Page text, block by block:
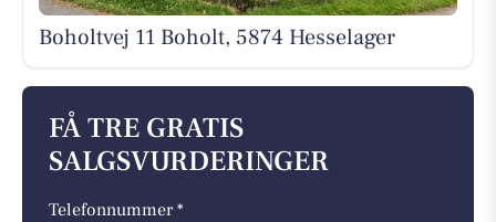
Boholtvej 11 Boholt, 5874 Hesselager
FÅ TRE GRATIS
SALGSVURDERINGER
Telefonnummer *